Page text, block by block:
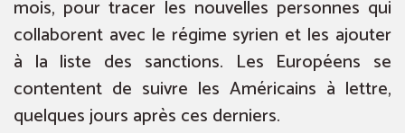
mois, pour tracer les nouvelles personnes qui
collaborent avec le régime syrien et les ajouter
à la liste des sanctions. Les Européens se
contentent de suivre les Américains à lettre,
quelques jours après ces derniers.